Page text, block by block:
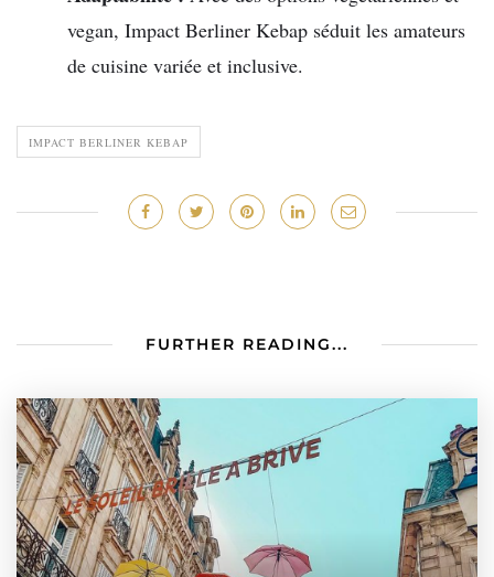
vegan, Impact Berliner Kebap séduit les amateurs
de cuisine variée et inclusive.
IMPACT BERLINER KEBAP
FURTHER READING...